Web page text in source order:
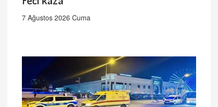
7 Ağustos 2026 Cuma